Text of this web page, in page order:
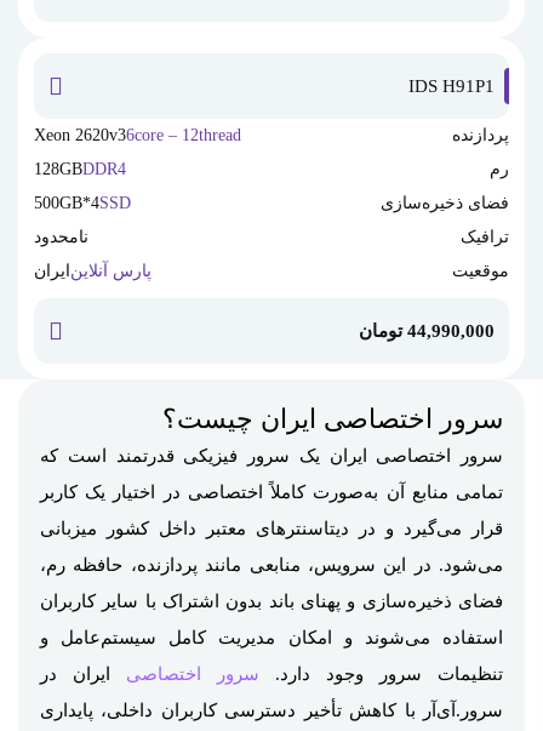
IDS H91P1
پردازنده
رم
فضای ذخیره‌سازی
ترافیک
موقعیت
Xeon 2620v36core – 12thread
128GBDDR4
4*500GBSSD
نامحدود
ایران پارس آنلاین
44,990,000 تومان
سرور اختصاصی ایران چیست؟
سرور اختصاصی ایران یک سرور فیزیکی قدرتمند است که
تمامی منابع آن به‌صورت کاملاً اختصاصی در اختیار یک کاربر
قرار می‌گیرد و در دیتاسنترهای معتبر داخل کشور میزبانی
می‌شود. در این سرویس، منابعی مانند پردازنده، حافظه رم،
فضای ذخیره‌سازی و پهنای باند بدون اشتراک با سایر کاربران
استفاده می‌شوند و امکان مدیریت کامل سیستم‌عامل و
تنظیمات سرور وجود دارد. سرور اختصاصی ایران در
سرور.آی‌آر با کاهش تأخیر دسترسی کاربران داخلی، پایداری